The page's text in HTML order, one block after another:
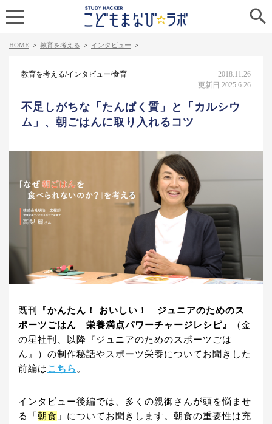

HOME > 教育を考える > インタビュー >
教育を考える/インタビュー/食育
2018.11.26
更新日 2025.6.26
不足しがちな「たんぱく質」と「カルシウ
ム」、朝ごはんに取り入れるコツ
既刊
『かんたん！ おいしい！ ジュニアのためのス
ポーツごはん 栄養満点パワーチャージレシピ』
（金
の星社刊、以降『ジュニアのためのスポーツごは
ん』）の制作秘話やスポーツ栄養についてお聞きした
前編はこちら。
インタビュー後編では、多くの親御さんが頭を悩ませ
る「 朝食 」についてお聞きします。朝食の重要性は充